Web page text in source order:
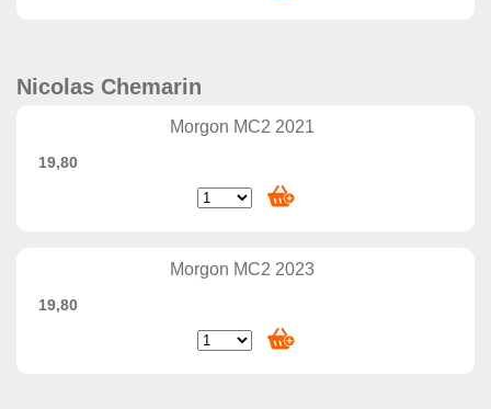
Nicolas Chemarin
Morgon MC2 2021
19,80
Morgon MC2 2023
19,80